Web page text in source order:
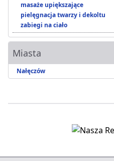
masaże upiększające
pielęgnacja twarzy i dekoltu
zabiegi na ciało
Miasta
Nałęczów